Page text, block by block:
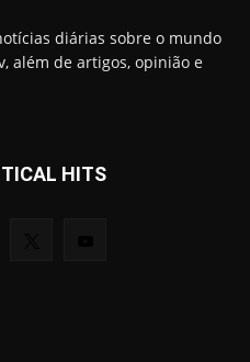
diárias sobre o mundo
além de artigos, opinião e
HITS